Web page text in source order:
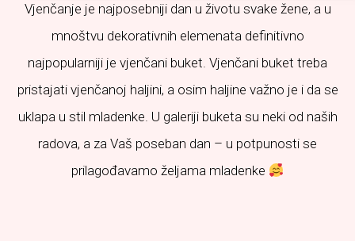
Vjenčanje je najposebniji dan u životu svake žene, a u
mnoštvu dekorativnih elemenata definitivno
najpopularniji je vjenčani buket. Vjenčani buket treba
pristajati vjenčanoj haljini, a osim haljine važno je i da se
uklapa u stil mladenke. U galeriji buketa su neki od naših
radova, a za Vaš poseban dan – u potpunosti se
prilagođavamo željama mladenke